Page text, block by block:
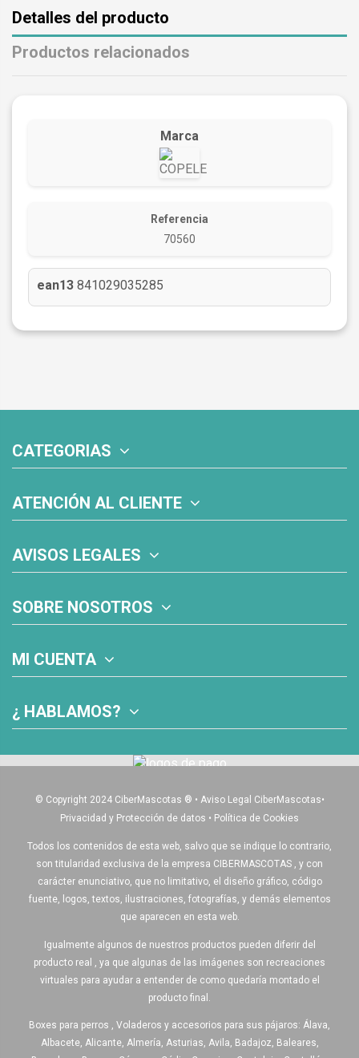
Detalles del producto
Productos relacionados
Marca
Referencia
70560
ean13 841029035285
CATEGORIAS
ATENCIÓN AL CLIENTE
AVISOS LEGALES
SOBRE NOSOTROS
MI CUENTA
¿ HABLAMOS?
© Copyright 2024 CiberMascotas ® • Aviso Legal CiberMascotas•
Privacidad y Protección de datos • Política de Cookies
Todos los contenidos de esta web, salvo que se indique lo contrario,
son titularidad exclusiva de la empresa CIBERMASCOTAS , y con
carácter enunciativo, que no limitativo, el diseño gráfico, código
fuente, logos, textos, ilustraciones, fotografías, y demás elementos
que aparecen en esta web.
Igualmente algunos de nuestros productos pueden diferir del
producto real , ya que algunas de las imágenes son recreaciones
virtuales para ayudar a entender de como quedaría montado el
producto final.
Boxes para perros , Voladeros y accesorios para sus pájaros: Álava,
Albacete, Alicante, Almería, Asturias, Avila, Badajoz, Baleares,